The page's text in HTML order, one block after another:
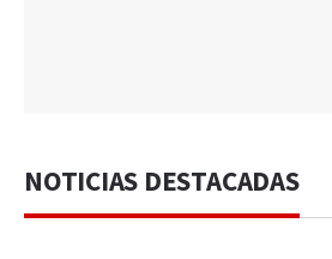
NOTICIAS DESTACADAS